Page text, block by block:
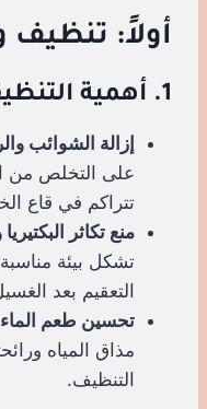
أولاً:
1. أهمية التنظيف الدوري
إزالة الشوائب
على التخلص من
تتراكم في قاع
منع تكاثر
تشكل بيئة مناسبة
التعقيم بعد
تحسين طعم الماء
مذاق المياه
التنظيف.